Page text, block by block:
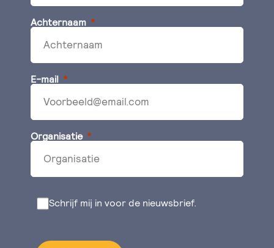
Achternaam
E-mail
Organisatie
Schrijf mij in voor de nieuwsbrief.